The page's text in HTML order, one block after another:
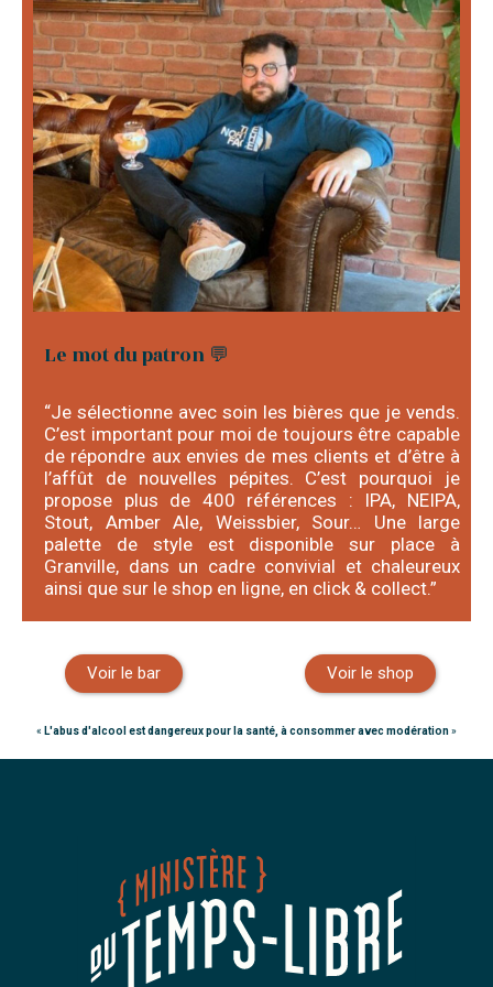
Le mot du patron 💬
“Je sélectionne avec soin les bières que je vends.
C’est important pour moi de toujours être capable
de répondre aux envies de mes clients et d’être à
l’affût de nouvelles pépites. C’est pourquoi je
propose plus de 400 références : IPA, NEIPA,
Stout, Amber Ale, Weissbier, Sour… Une large
palette de style est disponible sur place à
Granville, dans un cadre convivial et chaleureux
ainsi que sur le shop en ligne, en click & collect.”
Voir le bar Voir le shop
« L'abus d'alcool est dangereux pour la santé, à consommer avec modération»